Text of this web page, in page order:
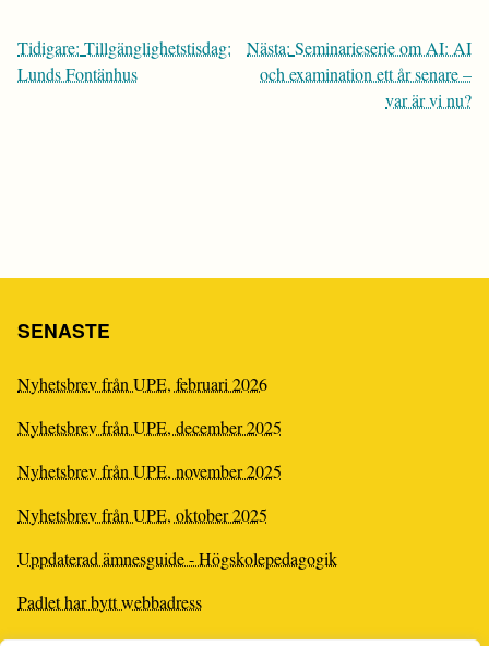
Inläggsnavigering
Tidigare: Tillgänglighetstisdag:
Lunds Fontänhus
Nästa: Seminarieserie om AI: AI
och examination ett år senare –
var är vi nu?
SENASTE
Nyhetsbrev från UPE, februari 2026
Nyhetsbrev från UPE, december 2025
Nyhetsbrev från UPE, november 2025
Nyhetsbrev från UPE, oktober 2025
Uppdaterad ämnesguide - Högskolepedagogik
Padlet har bytt webbadress